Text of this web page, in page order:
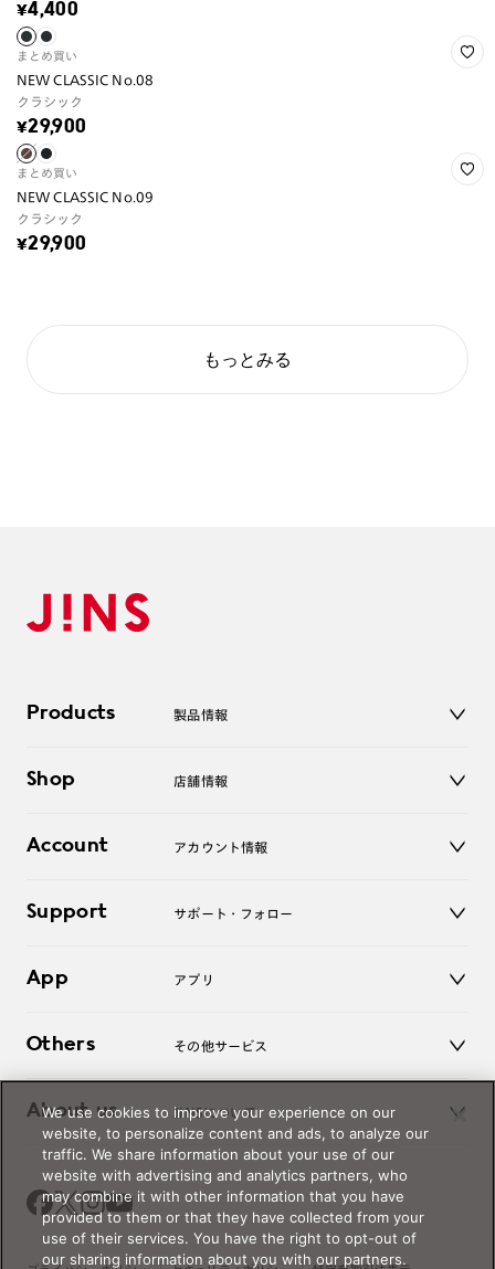
¥4,400
まとめ買い
NEW CLASSIC No.08
クラシック
¥29,900
まとめ買い
NEW CLASSIC No.09
クラシック
¥29,900
もっとみる
Products 製品情報
サングラス
コンタクトレンズ
アクセサリー
Shop 店舗情報
オンラインショップ
Account アカウント情報
ログアウト
Support サポート・フォロー
よくあるご質問
お問い合わせ
App アプリ
Others その他サービス
レンズ交換
オンラインギフト
価格案内
About us JINSについて
Magnify Life
会社概要
採用情報
法人のお客様
出店について
We use cookies to improve your experience on our
website, to personalize content and ads, to analyze our
traffic. We share information about your use of our
website with advertising and analytics partners, who
may combine it with other information that you have
provided to them or that they have collected from your
use of their services. You have the right to opt-out of
our sharing information about you with our partners.